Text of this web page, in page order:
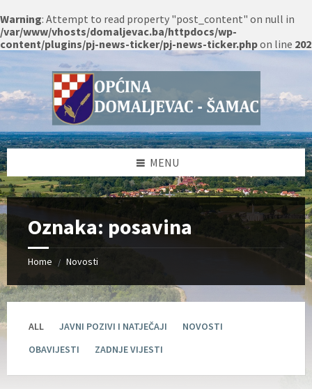
Warning: Attempt to read property "post_content" on null in
/var/www/vhosts/domaljevac.ba/httpdocs/wp-
content/plugins/pj-news-ticker/pj-news-ticker.phpon line 202
Skip
to
Skip
to
sidebar
Skip
to
sidebar
Skip
to
MENU
Oznaka: posavina
Home / Novosti
ALL JAVNI POZIVI I NATJEČAJI
NOVOSTI
OBAVIJESTI
ZADNJE VIJESTI